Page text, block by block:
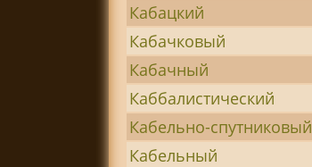
Кабацкий
Кабачковый
Кабачный
Каббалистический
Кабельно-спутниковый
Кабельный